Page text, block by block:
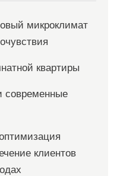
микроклимат
квартиры
современные
клиентов